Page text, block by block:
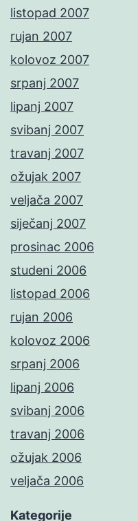
listopad 2007
rujan 2007
kolovoz 2007
srpanj 2007
lipanj 2007
svibanj 2007
travanj 2007
ožujak 2007
veljača 2007
siječanj 2007
prosinac 2006
studeni 2006
listopad 2006
rujan 2006
kolovoz 2006
srpanj 2006
lipanj 2006
svibanj 2006
travanj 2006
ožujak 2006
veljača 2006
Kategorije